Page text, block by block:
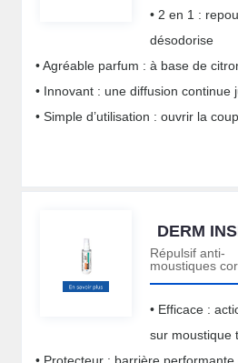
• 2 en 1 :
désodorise
• Agréable parfum : à base de
• Innovant : une diffusion continue
• Simple d’utilisation : ouvrir la
DERM
Répulsif anti-
moustiques
• Efficace :
sur moustique